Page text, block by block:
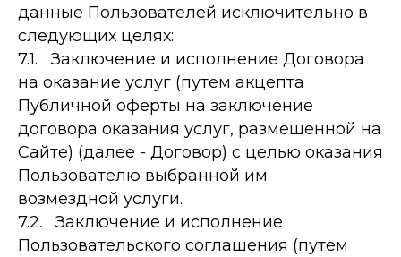
данные Пользователей исключительно в
следующих целях:
7.1. Заключение и исполнение Договора
на оказание услуг (путем акцепта
Публичной оферты на заключение
договора оказания услуг, размещенной на
Сайте) (далее - Договор) с целью оказания
Пользователю выбранной им
возмездной услуги.
7.2. Заключение и исполнение
Пользовательского соглашения (путем